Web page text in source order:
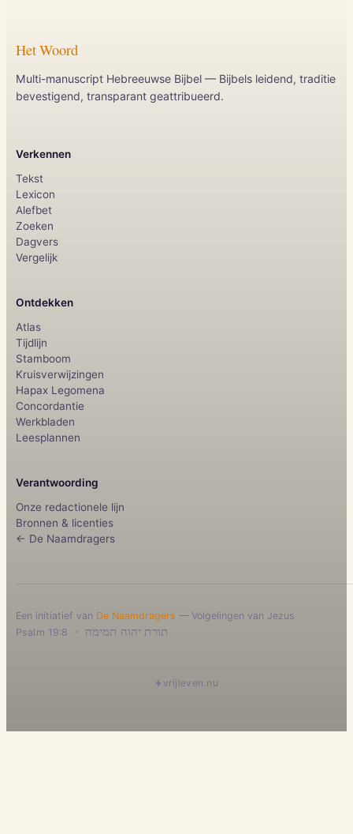
Het Woord
Multi-manuscript Hebreeuwse Bijbel — Bijbels leidend, traditie
bevestigend, transparant geattribueerd.
Verkennen
Tekst
Lexicon
Alefbet
Zoeken
Dagvers
Vergelijk
Ontdekken
Atlas
Tijdlijn
Stamboom
Kruisverwijzingen
Hapax Legomena
Concordantie
Werkbladen
Leesplannen
Verantwoording
Onze redactionele lijn
Bronnen & licenties
← De Naamdragers
Een initiatief van De Naamdragers — Volgelingen van Jezus
תורת יהוה תמימה ·
Psalm 19:8
vrijleven.nu